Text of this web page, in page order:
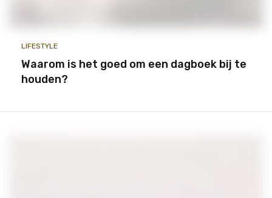
LIFESTYLE
Waarom is het goed om een dagboek bij te
houden?